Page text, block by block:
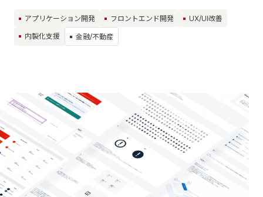
アプリケーション開発 フロントエンド開発
UX/UI改善
内製化支援
金融/不動産